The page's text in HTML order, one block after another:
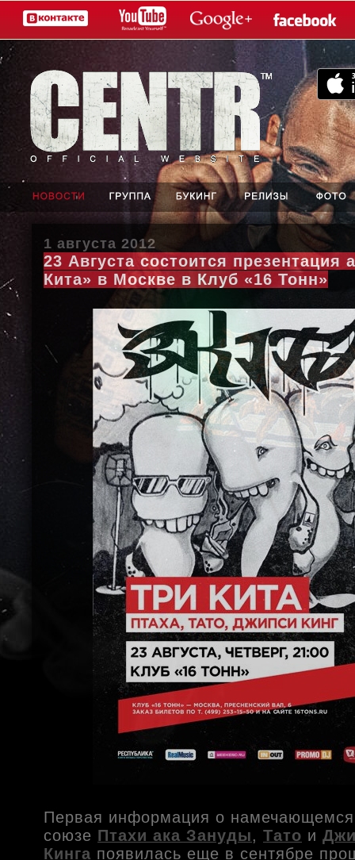
1 августа 2012
23 Августа состоится презентация
Кита» в Москве в Клуб «16 Тонн»
Первая информация о намечающемся
союзе Птахи ака Зануды, Тато и
Кинга появилась еще в сентябре